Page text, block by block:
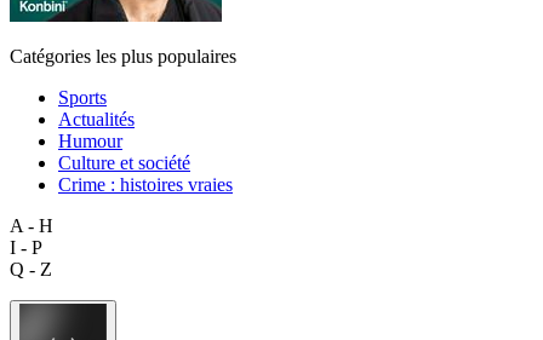
Catégories les plus populaires
Sports
Actualités
Humour
Culture et société
Crime : histoires vraies
A - H
I - P
Q - Z